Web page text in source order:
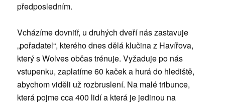
předposledním.
Vcházíme dovnitř, u druhých dveří nás zastavuje
„pořadatel“, kterého dnes dělá klučina z Havířova,
který s Wolves občas trénuje. Vyžaduje po nás
vstupenku, zaplatíme 60 kaček a hurá do hlediště,
abychom viděli už rozbruslení. Na malé tribunce,
která pojme cca 400 lidí a která je jedinou na